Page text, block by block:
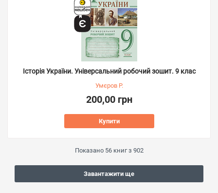
Історія України. Універсальний робочий зошит. 9 клас
Умєров Р.
200,00 грн
Купити
Показано 56книг з 902
Завантажити ще